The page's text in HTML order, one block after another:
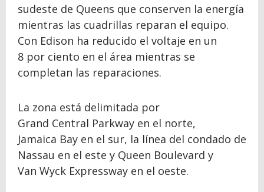
sudeste de Queens que conserven la energía
mientras las cuadrillas reparan el equipo.
Con Edison ha reducido el voltaje en un
8 por ciento en el área mientras se
completan las reparaciones.
La zona está delimitada por
Grand Central Parkway en el norte,
Jamaica Bay en el sur, la línea del condado de
Nassau en el este y Queen Boulevard y
Van Wyck Expressway en el oeste.